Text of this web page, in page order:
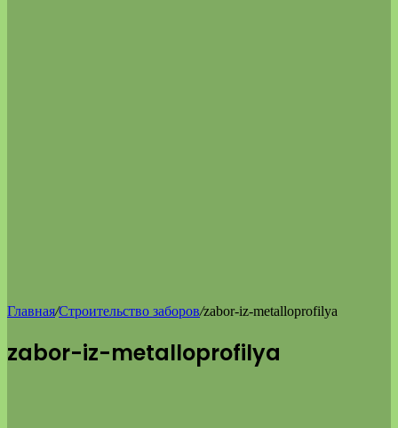
Главная/Строительство заборов/zabor-iz-metalloprofilya
zabor-iz-metalloprofilya